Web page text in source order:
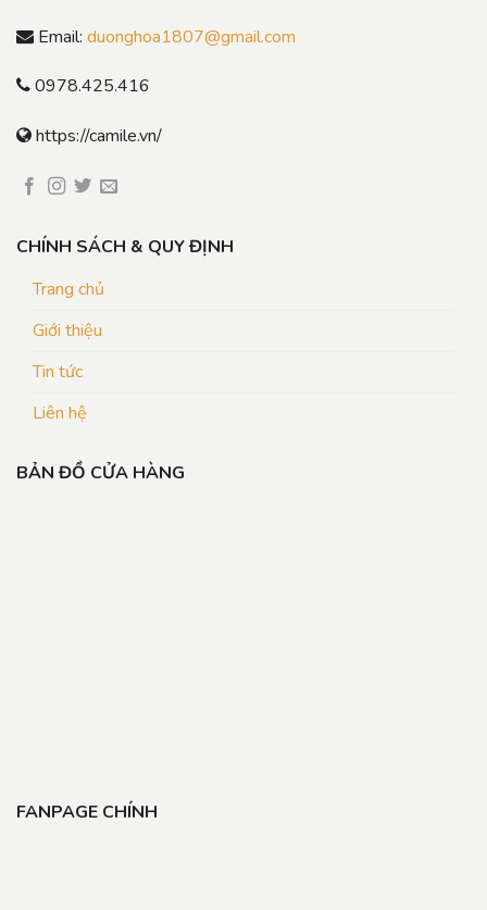
Email: duonghoa1807@gmail.com
0978.425.416
https://camile.vn/
CHÍNH SÁCH & QUY ĐỊNH
Trang chủ
Giới thiệu
Tin tức
Liên hệ
BẢN ĐỒ CỬA HÀNG
FANPAGE CHÍNH